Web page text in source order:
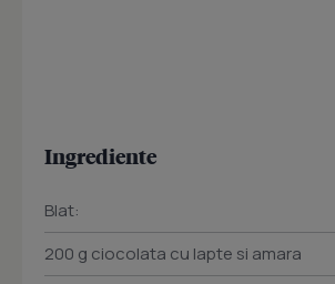
Ingrediente
Blat:
200 g ciocolata cu lapte si amara